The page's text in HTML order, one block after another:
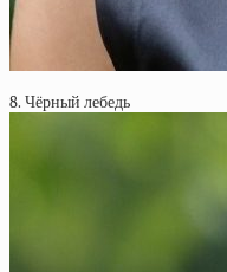
8. Чёрный лебедь